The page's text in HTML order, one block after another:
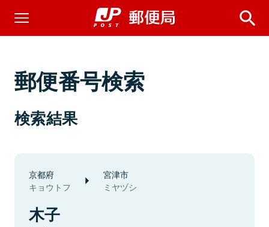
郵便番号検索
検索結果
京都府
キョウトフ
宮津市
ミヤヅシ
木子